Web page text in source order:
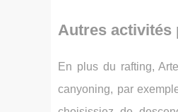
Autres activités
En plus du rafting,
canyoning, par